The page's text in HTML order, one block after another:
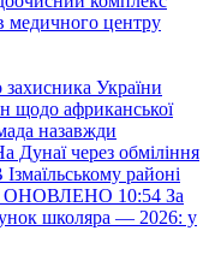
медичного центру
України
щодо африканської
назавжди
Дунаї через обміління
Ізмаїльському районі
ОНОВЛЕНО 10:54 За
школяра — 2026: у